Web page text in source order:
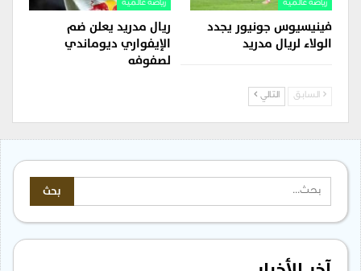
رياضة عالمية
فينيسيوس جونيور يجدد
الولاء لريال مدريد
رياضة عالمية
ريال مدريد يعلن ضم
الإيفواري ديوماندي
لصفوفه
السابق التالي